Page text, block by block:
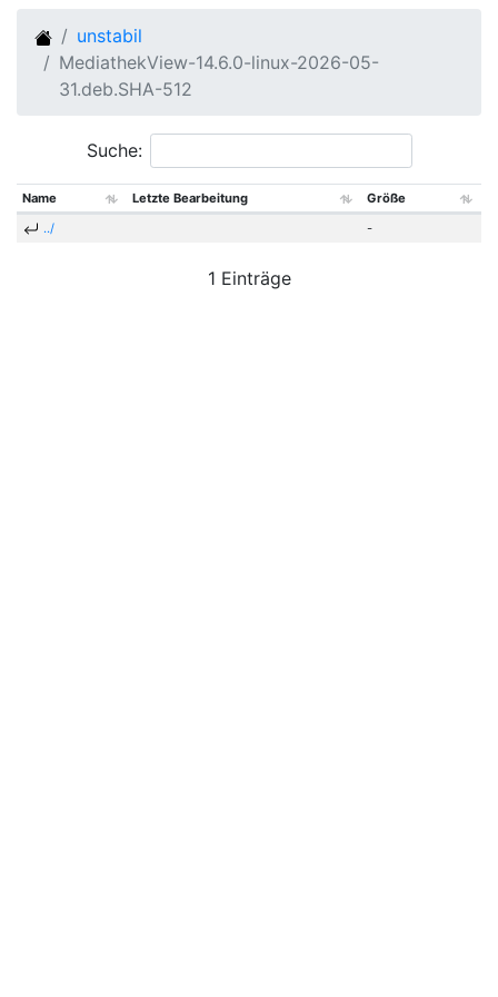
unstabil
MediathekView-14.6.0-linux-2026-05-
31.deb.SHA-512
Suche:
Name Letzte Bearbeitung
Größe
../
-
1 Einträge